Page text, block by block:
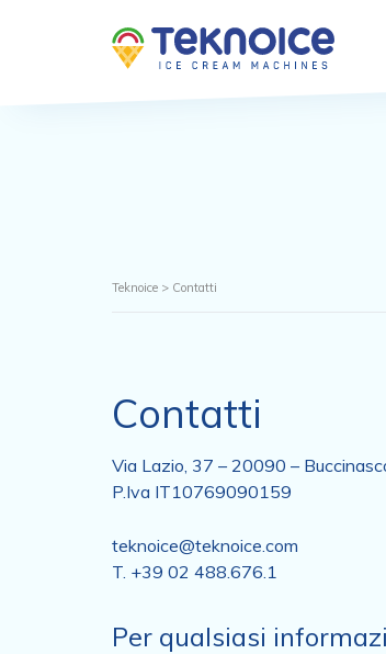
Teknoice > Contatti
Contatti
Via Lazio, 37 – 20090 –
P.Iva IT10769090159
teknoice@teknoice.com
T. +39 02 488.676.1
Per qualsiasi